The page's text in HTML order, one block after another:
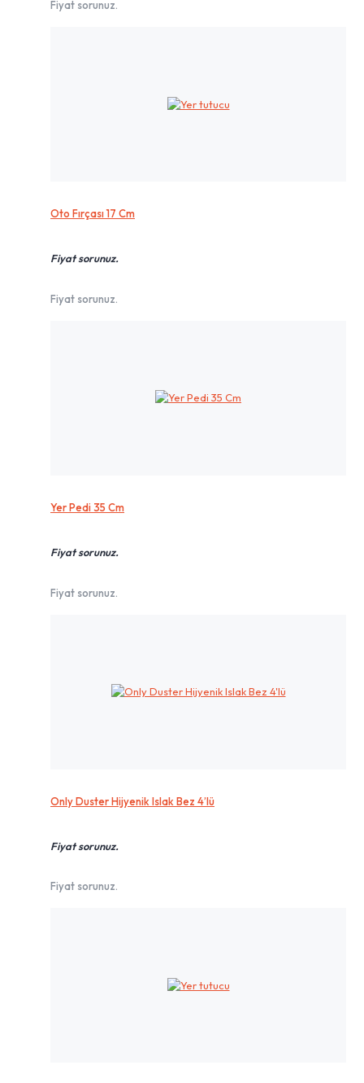
Fiyat sorunuz.
Oto Fırçası 17 Cm
Fiyat sorunuz.
Fiyat sorunuz.
Yer Pedi 35 Cm
Fiyat sorunuz.
Fiyat sorunuz.
Only Duster Hijyenik Islak Bez 4’lü
Fiyat sorunuz.
Fiyat sorunuz.